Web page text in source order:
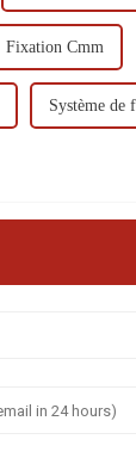
Fixation Cmm
Système de